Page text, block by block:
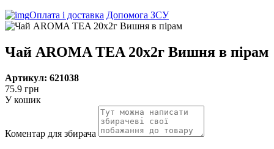
Оплата і доставка Допомога ЗСУ
Чай AROMA TEA 20х2г Вишня в пірам
Артикул: 621038
75.9 грн
У кошик
Коментар для збирача